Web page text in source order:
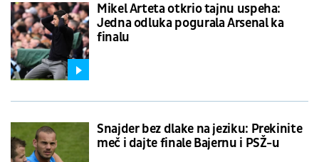
Mikel Arteta otkrio tajnu uspeha:
Jedna odluka pogurala Arsenal ka
finalu
Snajder bez dlake na jeziku: Prekinite
meč i dajte finale Bajernu i PSŽ-u